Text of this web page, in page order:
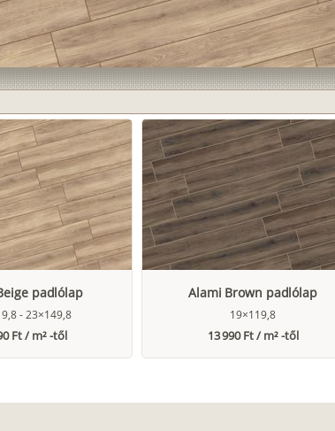
padlólap
- 23×149,8
Ft / m² -től
Alami Brown padlólap
19×119,8
13 990 Ft / m² -től